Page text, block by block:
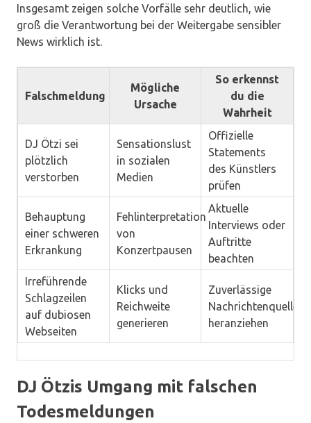
Insgesamt zeigen solche Vorfälle sehr deutlich, wie
groß die Verantwortung bei der Weitergabe sensibler
News wirklich ist.
Falschmeldung
Mögliche
Ursache
So erkennst
du die
Wahrheit
DJ Ötzi sei
plötzlich
verstorben
Sensationslust
in sozialen
Medien
Offizielle
Statements
des Künstlers
prüfen
Behauptung
einer schweren
Erkrankung
Fehlinterpretation
von
Konzertpausen
Aktuelle
Interviews oder
Auftritte
beachten
Irreführende
Schlagzeilen
auf dubiosen
Webseiten
Klicks und
Reichweite
generieren
Zuverlässige
Nachrichtenquellen
heranziehen
DJ Ötzis Umgang mit falschen
Todesmeldungen